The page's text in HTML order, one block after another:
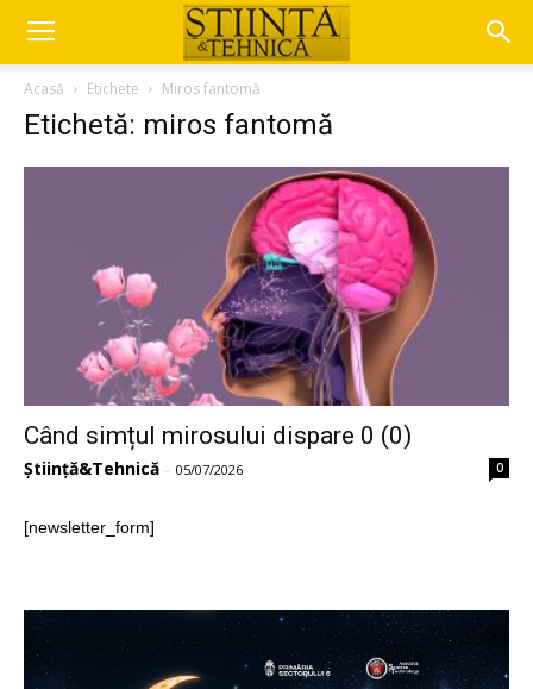
Acasă Etichete Miros fantomă
Etichetă: miros fantomă
Când simțul mirosului dispare 0 (0)
Știință&Tehnică - 05/07/2026 0
[newsletter_form]